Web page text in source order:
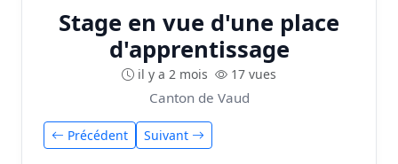
Stage en vue d'une place
d'apprentissage
il y a 2 mois 17 vues
Canton de Vaud
Précédent Suivant